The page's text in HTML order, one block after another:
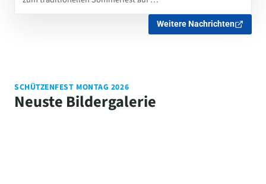
Weitere Nachrichten
SCHÜTZENFEST MONTAG 2026
Neuste Bildergalerie